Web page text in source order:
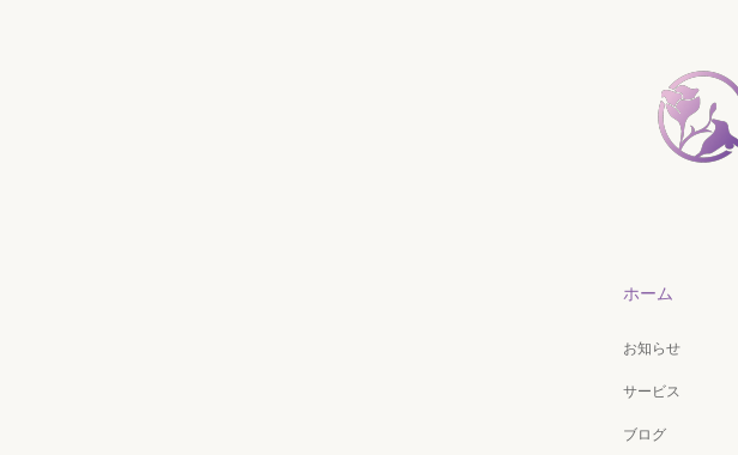
ホーム
お知らせ
サービス
ブログ